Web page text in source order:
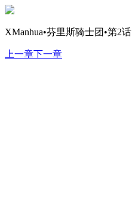
XManhua•芬里斯骑士团•第2话
上一章下一章